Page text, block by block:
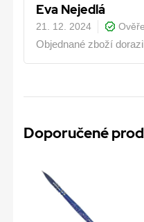
Eva Nejedlá
21. 12. 2024
Objednané zboží
Doporučené